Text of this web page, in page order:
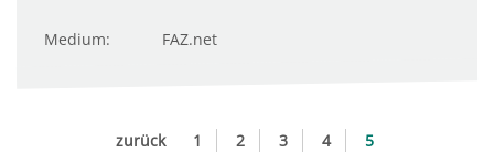
Medium: FAZ.net
zurück 1 2 3 4 5